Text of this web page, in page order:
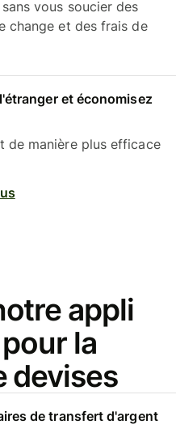
vous soucier des
change et des frais de
et économisez
de manière plus efficace
appli
la
devises
de transfert d'argent